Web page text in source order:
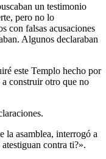
un testimonio
pero no lo
con falsas acusaciones
Algunos declaraban
este Templo hecho por
construir otro que no
la asamblea, interrogó a
contra ti?».